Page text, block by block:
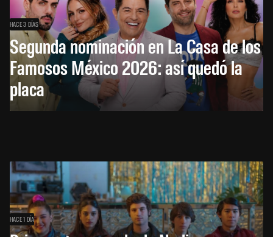
HACE 3 DÍAS
Segunda nominación en La Casa de los
Famosos México 2026: así quedó la
placa
HACE 1 DÍA